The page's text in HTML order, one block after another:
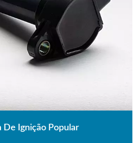
De Ignição Popular